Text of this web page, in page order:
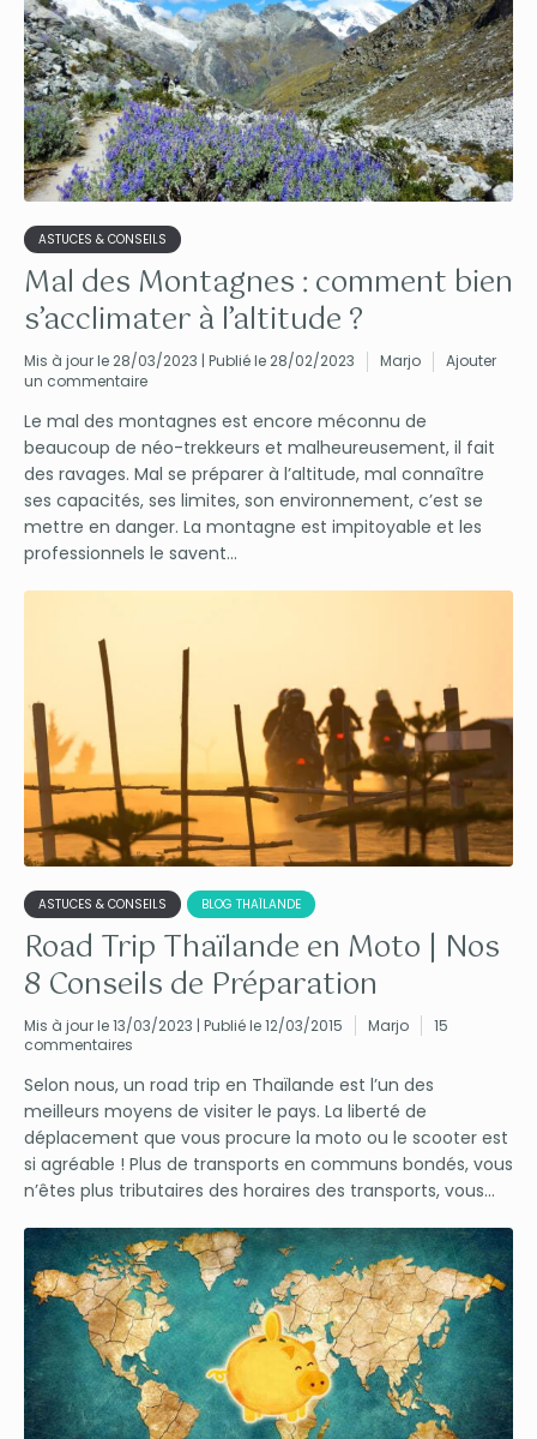
ASTUCES & CONSEILS
Mal des Montagnes : comment bien
s’acclimater à l’altitude ?
Mis à jour le 28/03/2023 | Publié le 28/02/2023 Marjo
Ajouter
un commentaire
Le mal des montagnes est encore méconnu de
beaucoup de néo-trekkeurs et malheureusement, il fait
des ravages. Mal se préparer à l’altitude, mal connaître
ses capacités, ses limites, son environnement, c’est se
mettre en danger. La montagne est impitoyable et les
professionnels le savent...
ASTUCES & CONSEILS BLOG THAÏLANDE
Road Trip Thaïlande en Moto | Nos
8 Conseils de Préparation
Mis à jour le 13/03/2023 | Publié le 12/03/2015 Marjo
15
commentaires
Selon nous, un road trip en Thaïlande est l’un des
meilleurs moyens de visiter le pays. La liberté de
déplacement que vous procure la moto ou le scooter est
si agréable ! Plus de transports en communs bondés, vous
n’êtes plus tributaires des horaires des transports, vous...